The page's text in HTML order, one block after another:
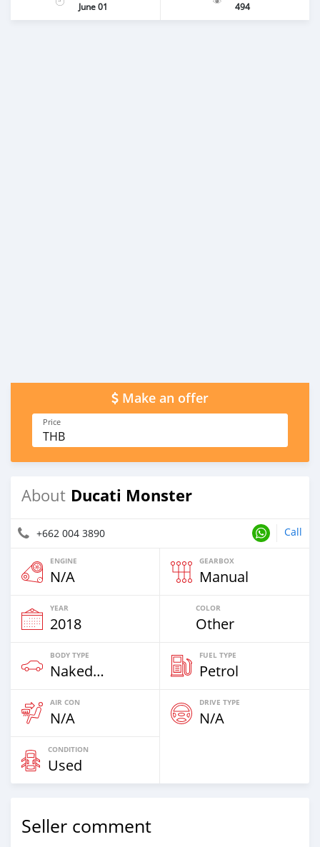
June 01
494
Make an offer
Price
THB
About Ducati Monster
+662 004 3890 Call
ENGINE
N/A
GEARBOX
Manual
YEAR
2018
COLOR
Other
BODY TYPE
Naked Bike
FUEL TYPE
Petrol
AIR CON
N/A
DRIVE TYPE
N/A
CONDITION
Used
Seller comment